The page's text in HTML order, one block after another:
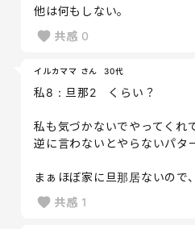
他は何もしない。
共感 0
イルカママ さん 30代
私8：旦那2 くらい？
私も気づかないでやってくれ
逆に言わないとやらないパタ
まぁほぼ家に旦那居ないので
共感 1